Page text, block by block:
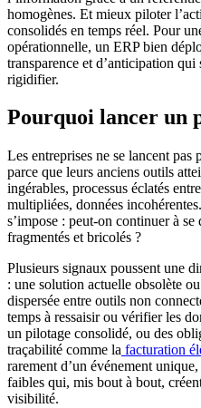
homogènes. Et mieux piloter
consolidés en temps réel. Pour
opérationnelle, un ERP bien
transparence et d’anticipation qui
rigidifier.
Pourquoi lancer un
Les entreprises ne se lancent pas
parce que leurs anciens outils
ingérables, processus éclatés
multipliées, données
s’impose : peut-on continuer à se
fragmentés et bricolés ?
Plusieurs signaux poussent une
: une solution actuelle obsolète
dispersée entre outils non
temps à ressaisir ou vérifier les
un pilotage consolidé, ou des
traçabilité comme la facturation
rarement d’un événement
faibles qui, mis bout à bout,
visibilité.